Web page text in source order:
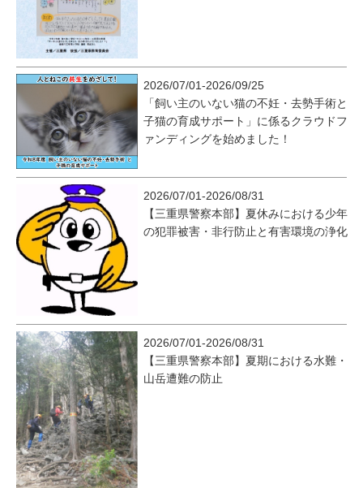
2026/07/01-2026/09/25
「飼い主のいない猫の不妊・去勢手術と
子猫の育成サポート」に係るクラウドフ
ァンディングを始めました！
2026/07/01-2026/08/31
【三重県警察本部】夏休みにおける少年
の犯罪被害・非行防止と有害環境の浄化
2026/07/01-2026/08/31
【三重県警察本部】夏期における水難・
山岳遭難の防止